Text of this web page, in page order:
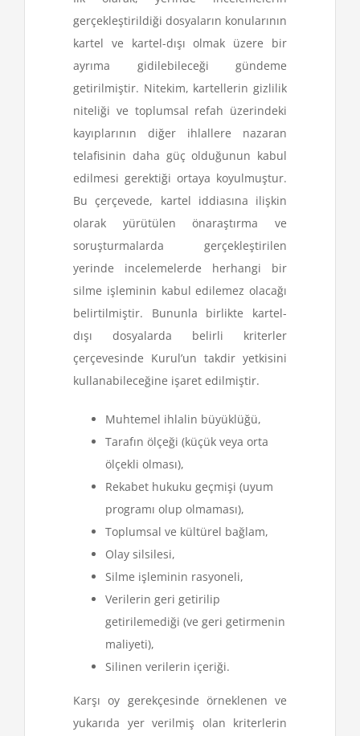
gerçekleştirildiği dosyaların konularının
kartel ve kartel-dışı olmak üzere bir
ayrıma gidilebileceği gündeme
getirilmiştir. Nitekim, kartellerin gizlilik
niteliği ve toplumsal refah üzerindeki
kayıplarının diğer ihlallere nazaran
telafisinin daha güç olduğunun kabul
edilmesi gerektiği ortaya koyulmuştur.
Bu çerçevede, kartel iddiasına ilişkin
olarak yürütülen önaraştırma ve
soruşturmalarda gerçekleştirilen
yerinde incelemelerde herhangi bir
silme işleminin kabul edilemez olacağı
belirtilmiştir. Bununla birlikte kartel-
dışı dosyalarda belirli kriterler
çerçevesinde Kurul’un takdir yetkisini
kullanabileceğine işaret edilmiştir.
Muhtemel ihlalin büyüklüğü,
Tarafın ölçeği (küçük veya orta
ölçekli olması),
Rekabet hukuku geçmişi (uyum
programı olup olmaması),
Toplumsal ve kültürel bağlam,
Olay silsilesi,
Silme işleminin rasyoneli,
Verilerin geri getirilip
getirilemediği (ve geri getirmenin
maliyeti),
Silinen verilerin içeriği.
Karşı oy gerekçesinde örneklenen ve
yukarıda yer verilmiş olan kriterlerin